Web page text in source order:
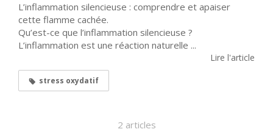
L’inflammation silencieuse : comprendre et apaiser
cette flamme cachée.
Qu’est-ce que l’inflammation silencieuse ?
L’inflammation est une réaction naturelle ...
Lire l'article
stress oxydatif
2 articles